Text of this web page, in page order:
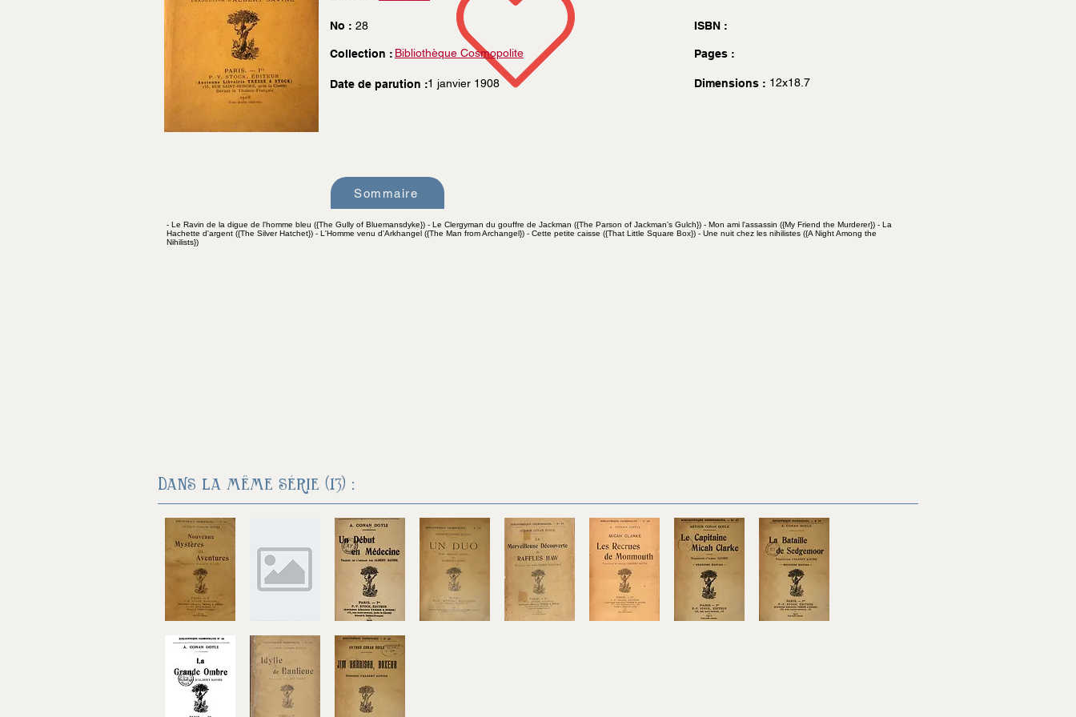
No : 28
Collection : Bibliothèque Cosmopolite
Date de parution :1 janvier 1908
ISBN :
Pages :
Dimensions : 12x18.7
Sommaire
- Le Ravin de la digue de l'homme bleu ({The Gully of Bluemansdyke}) - Le Clergyman du gouffre de Jackman ({The Parson of Jackman's Gulch}) - Mon ami l'assassin ({My Friend the Murderer}) - La
Hachette d'argent ({The Silver Hatchet}) - L'Homme venu d'Arkhangel ({The Man from Archangel}) - Cette petite caisse ({That Little Square Box}) - Une nuit chez les nihilistes ({A Night Among the
Nihilists})
Dans la même série (13) :